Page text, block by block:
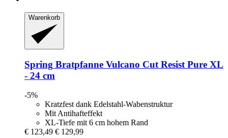
Warenkorb
Spring Bratpfanne Vulcano Cut Resist Pure XL
-​ 24 cm
-5%
Kratzfest dank Edelstahl-Wabenstruktur
Mit Antihafteffekt
XL-Tiefe mit 6 cm hohem Rand
€ 123,49 € 129,99